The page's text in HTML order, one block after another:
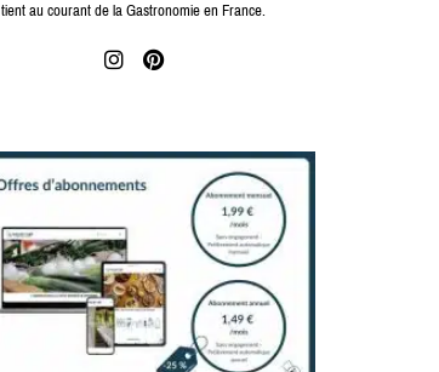
tient au courant de la Gastronomie en France.